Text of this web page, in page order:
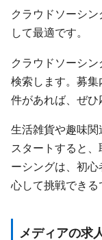
クラウドソーシ
して最適です。
クラウドソーシ
検索します。募
件があれば、ぜひ
生活雑貨や趣味
スタートすると
ーシングは、初
心して挑戦できる
メディアの求